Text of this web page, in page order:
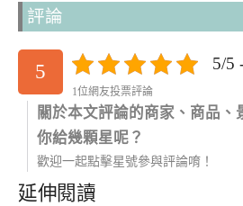
評論
5 5/5
1位網友投票評論
關於本文評論的商家、商品、
你給幾顆星呢？
歡迎一起點擊星號參與評論唷！
延伸閱讀